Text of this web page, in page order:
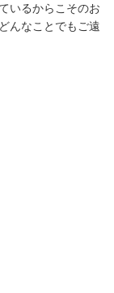
いるからこそのお
んなことでもご遠